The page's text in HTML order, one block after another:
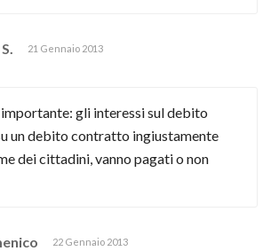
21 Gennaio 2013
gli interessi sul debito
un debito contratto ingiustamente
dei cittadini, vanno pagati o non
22 Gennaio 2013